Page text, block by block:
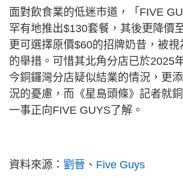
面對飲食業的低迷市道，「FIVE
罕有地推出$130套餐，其後更降價
更可選擇原價$60的招牌奶昔，被
的舉措。可惜其北角分店已於2025
今銅鑼灣分店疑似結業的情況，更
況的憂慮，而《星島頭條》記者就
一事正向FIVE GUYS了解。
資料來源： 劉晉 、 Five Guys